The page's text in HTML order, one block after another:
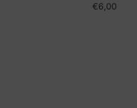
€6,00